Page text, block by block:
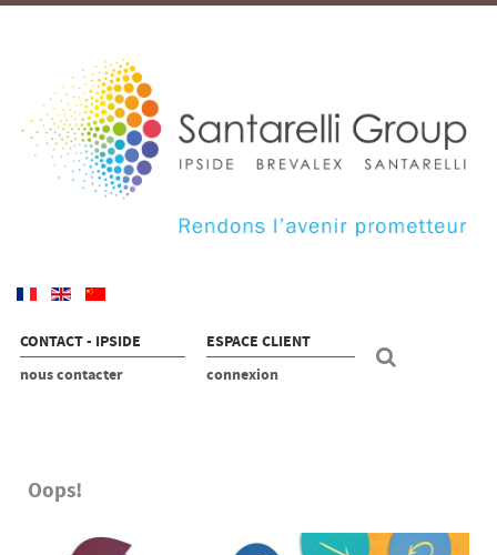
CONTACT - IPSIDE
nous contacter
ESPACE CLIENT
connexion
Oops!